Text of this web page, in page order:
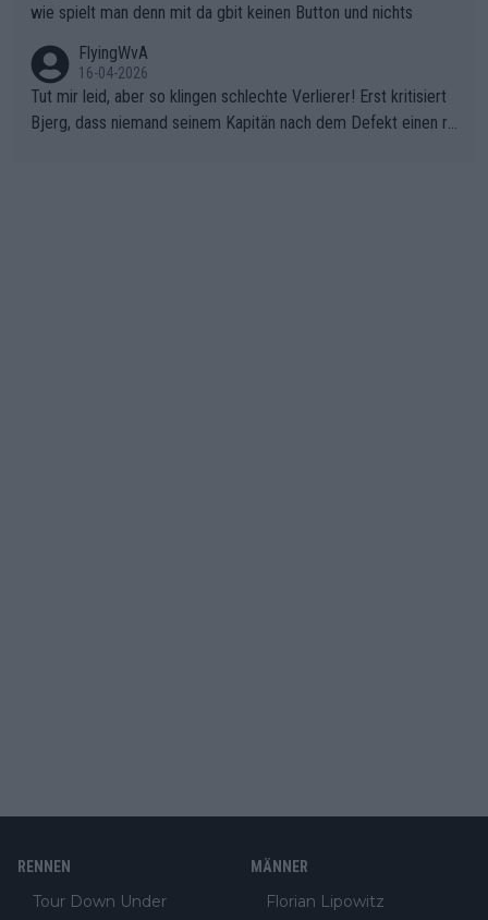
wie spielt man denn mit da gbit keinen Button und nichts
FlyingWvA
16-04-2026
Tut mir leid, aber so klingen schlechte Verlierer! Erst kritisiert
Bjerg, dass niemand seinem Kapitän nach dem Defekt einen ro
RENNEN
Tour Down Under
MÄNNER
Florian Lipowitz